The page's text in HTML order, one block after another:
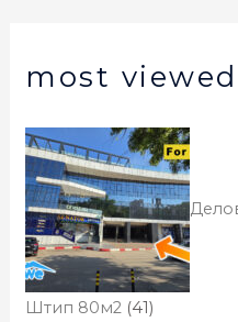
most
Штип 80м2 (41)